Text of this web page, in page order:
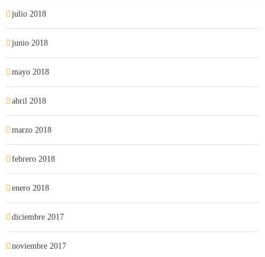
julio 2018
junio 2018
mayo 2018
abril 2018
marzo 2018
febrero 2018
enero 2018
diciembre 2017
noviembre 2017